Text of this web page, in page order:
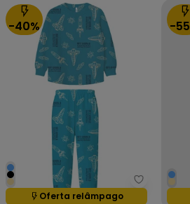
-40%
Malwee
Oferta relâmpago
Termina em:09:28:44
-